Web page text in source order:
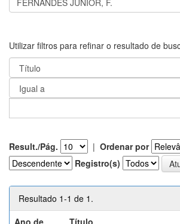
Utilizar filtros para refinar o resultado de
Result./Pág. | Ordenar por
Registro(s)
Resultado 1-1 de 1.
Ano de
Título